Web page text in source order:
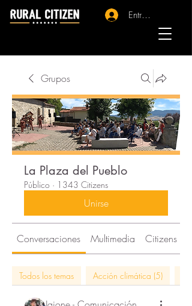
Entrar - Registro
Grupos
La Plaza del Pueblo
Público · 1343 Citizens
Unirse
Conversaciones Multimedia Citizens
Todos los temas Acción climática (5)